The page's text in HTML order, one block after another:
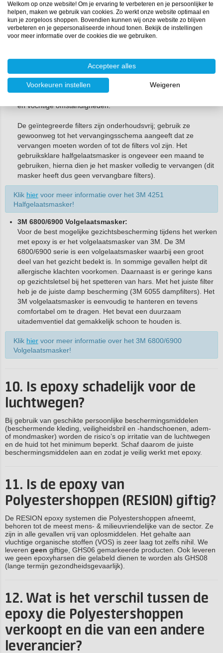
Klikhiervoor meer informatie over het 3M 6000
Halfgelaatsmasker!
uitstekende bescherming tijdens het werken met epoxy.
Het lichte, gebalanceerde ontwerp is voorzien van een centraal
geplaatst uitademventiel dat de opbouw van warmte en vocht
helpt beperken, zodat je comfortabel blijft ademen onder hete
en vochtige omstandigheden.
De geïntegreerde filters zijn onderhoudsvrij; gebruik ze
gewoonweg tot het vervangingsschema aangeeft dat ze
vervangen moeten worden of tot de filters vol zijn. Het
gebruiksklare halfgelaatsmasker is ongeveer een maand te
gebruiken, hierna dien je het masker volledig te vervangen (dit
masker heeft dus geen vervangbare filters).
Klik hier voor meer informatie over het 3M 4251
Halfgelaatsmasker!
3M 6800/6900 Volgelaatsmasker:
Voor de best mogelijke gezichtsbescherming tijdens het werken
met epoxy is er het volgelaatsmasker van 3M. De 3M
6800/6900 serie is een volgelaatsmasker waarbij een groot
deel van het gezicht bedekt is. In sommige gevallen helpt dit
allergische klachten voorkomen. Daarnaast is er geringe kans
op gezichtsletsel bij het spetteren van hars. Met het juiste filter
heb je de juiste damp bescherming (3M 6055 dampfilters). Het
3M volgelaatsmasker is eenvoudig te hanteren en tevens
comfortabel om te dragen. Het bevat een duurzaam
uitademventiel dat gemakkelijk schoon te houden is.
Klik hier voor meer informatie over het 3M 6800/6900
Volgelaatsmasker!
10. Is epoxy schadelijk voor de
luchtwegen?
Bij gebruik van geschikte persoonlijke beschermingsmiddelen
(beschermende kleding, veiligheidsbril en -handschoenen, adem-
of mondmasker) worden de risico’s op irritatie van de luchtwegen
en de huid tot het minimum beperkt. Schaf daarom de juiste
beschermingsmiddelen aan en zodat je veilig werkt met epoxy.
11. Is de epoxy van
Polyestershoppen (RESION) giftig?
De RESION epoxy systemen die Polyestershoppen afneemt,
behoren tot de meest mens- & milieuvriendelijke van de sector. Ze
zijn in alle gevallen vrij van oplosmiddelen. Het gehalte aan
vluchtige organische stoffen (VOS) is zeer laag tot zelfs nihil. We
leveren geen giftige, GHS06 gemarkeerde producten. Ook leveren
we geen epoxyharsen die gelabeld dienen te worden als GHS08
(lange termijn gezondheidsgevaarlijk).
12. Wat is het verschil tussen de
epoxy die Polyestershoppen
verkoopt en die van een andere
leverancier?
Welkom op onze website! Om je ervaring te verbeteren en je persoonlijker te
helpen, maken we gebruik van cookies. Zo werkt onze website optimaal en
kun je zorgeloos shoppen. Bovendien kunnen wij onze website zo blijven
verbeteren en je gepersonaliseerde inhoud tonen. Bekijk de instellingen
voor meer informatie over de cookies die we gebruiken.
Accepteer alles
Voorkeuren instellen Weigeren